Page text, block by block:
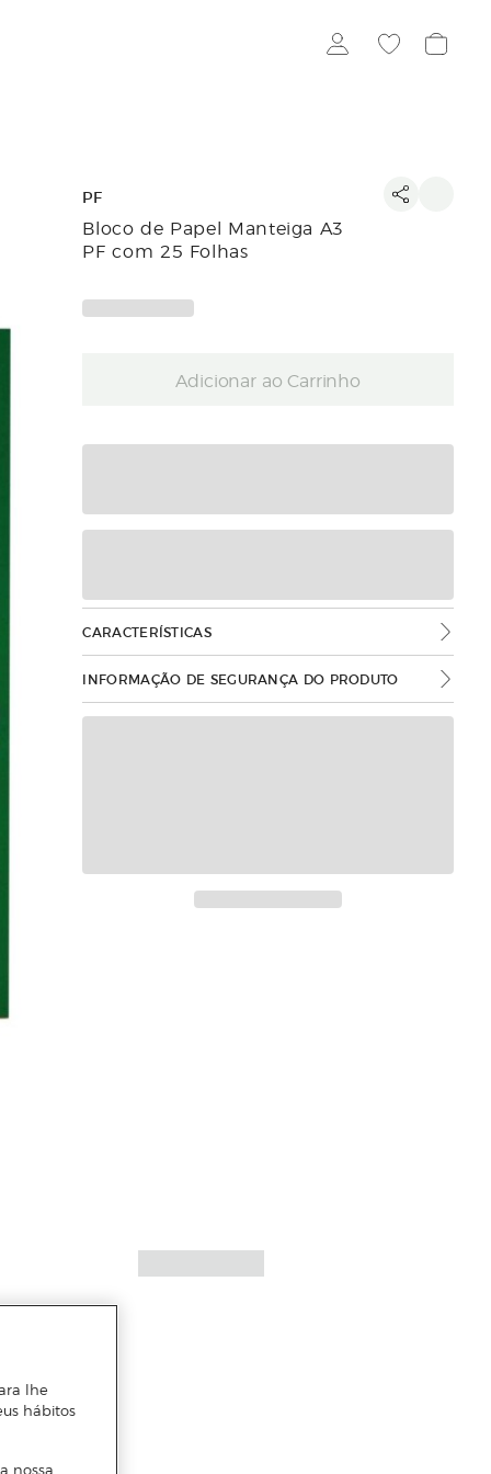
PF
Bloco de Papel Manteiga A3
PF com 25 Folhas
Adicionar ao Carrinho
CARACTERÍSTICAS
INFORMAÇÃO DE SEGURANÇA DO PRODUTO
lhe
hábitos
nossa